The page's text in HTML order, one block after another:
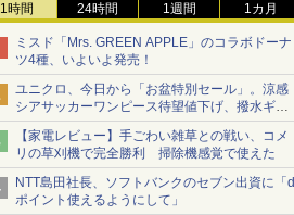
1時間 24時間 1週間 1カ月
ミスド「Mrs. GREEN APPLE」のコラボドーナ
ツ4種、いよいよ発売！
ユニクロ、今日から「お盆特別セール」。涼感
シアサッカーワンピース待望値下げ、撥水ギア
ショーツは1990円に
【家電レビュー】手ごわい雑草との戦い、コメ
リの草刈機で完全勝利 掃除機感覚で使えた
NTT島田社長、ソフトバンクのセブン出資に「d
ポイント使えるようにして」